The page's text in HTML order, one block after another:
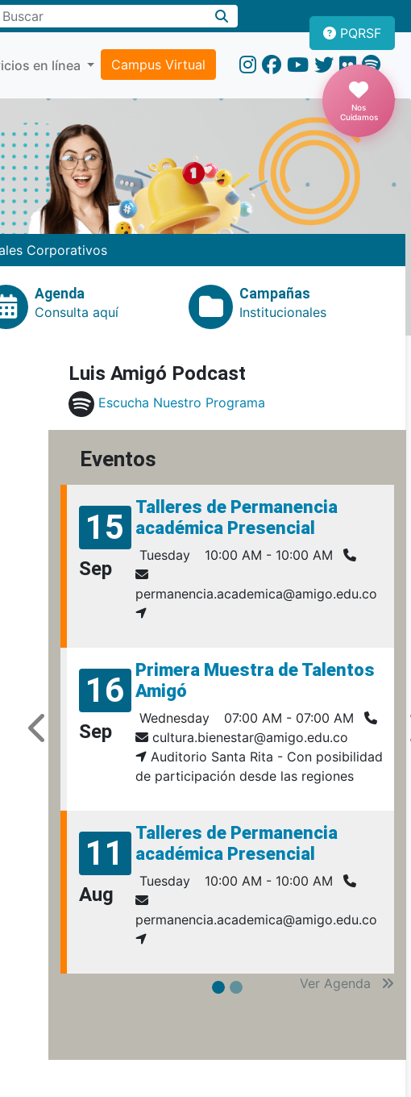
en línea Campus Virtual
PQRSF
Nos
Cuidamos
Corporativos
Agenda
Consulta aquí
Campañas
Institucionales
Luis Amigó Podcast
Escucha Nuestro Programa
Eventos
15
Sep
Talleres de Permanencia
académica Presencial
Tuesday 10:00 AM - 10:00 AM
permanencia.academica@amigo.edu.co
16
Sep
Primera Muestra de Talentos
Amigó
Wednesday
07:00 AM - 07:00 AM
cultura.bienestar@amigo.edu.co
Auditorio Santa Rita - Con posibilidad
de participación desde las regiones
11
Aug
Talleres de Permanencia
académica Presencial
Tuesday 10:00 AM - 10:00 AM
permanencia.academica@amigo.edu.co
Ver Agenda